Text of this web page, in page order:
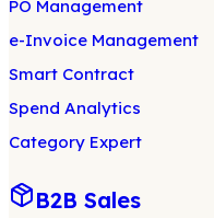
PO Management
e-Invoice Management
Smart Contract
Spend Analytics
Category Expert
B2B Sales